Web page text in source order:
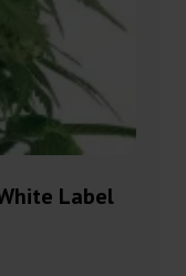
Label